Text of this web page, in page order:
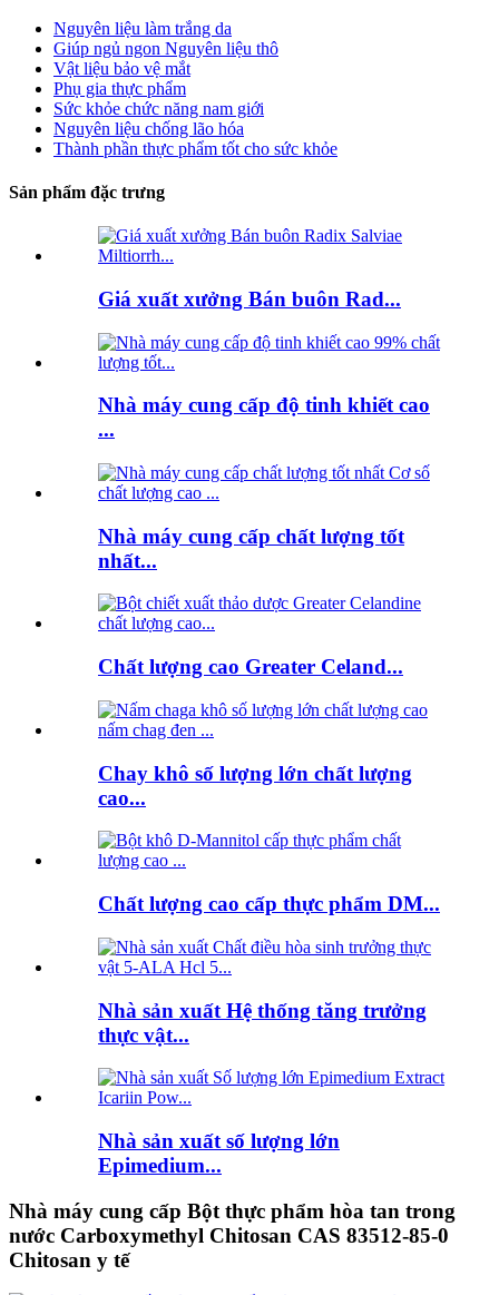
Nguyên liệu làm trắng da
Giúp ngủ ngon Nguyên liệu thô
Vật liệu bảo vệ mắt
Phụ gia thực phẩm
Sức khỏe chức năng nam giới
Nguyên liệu chống lão hóa
Thành phần thực phẩm tốt cho sức khỏe
Sản phẩm đặc trưng
Giá xuất xưởng Bán buôn Rad...
Nhà máy cung cấp độ tinh khiết cao
...
Nhà máy cung cấp chất lượng tốt
nhất...
Chất lượng cao Greater Celand...
Chay khô số lượng lớn chất lượng
cao...
Chất lượng cao cấp thực phẩm DM...
Nhà sản xuất Hệ thống tăng trưởng
thực vật...
Nhà sản xuất số lượng lớn
Epimedium...
Nhà máy cung cấp Bột thực phẩm hòa tan trong
nước Carboxymethyl Chitosan CAS 83512-85-0
Chitosan y tế